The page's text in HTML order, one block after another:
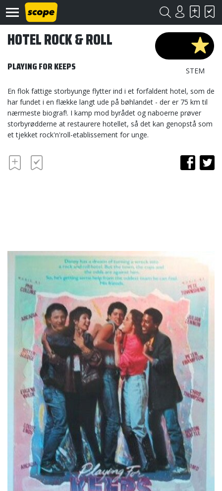
Om
Scope
STEM
HOTEL ROCK & ROLL
PLAYING FOR KEEPS
En flok fattige storbyunge flytter ind i et forfaldent hotel, som de
har fundet i en flække langt ude på bøhlandet - der er 75 km til
nærmeste biograf!. I kamp mod byrådet og naboerne prøver
storbyrødderne at restaurere hotellet, så det kan genopstå som
et tjekket rock'n'roll-etablissement for unge.